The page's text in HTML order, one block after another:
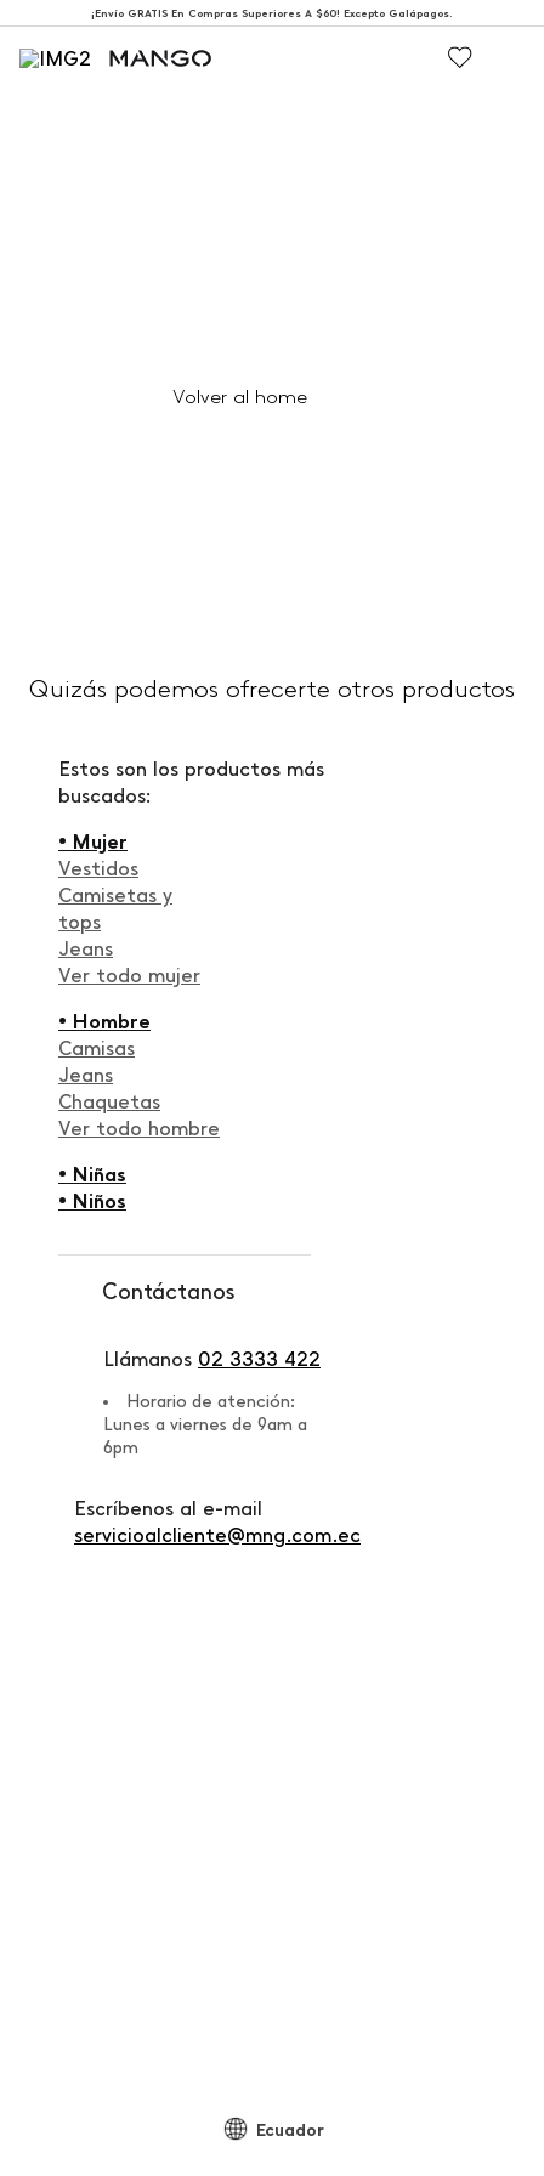
¡Envío GRATIS En Compras Superiores A $60! Excepto Galápagos.
Volver al home
Quizás podemos ofrecerte otros productos
Estos son los productos más
buscados:
• Mujer
Vestidos
Camisetas y
tops
Jeans
Ver todo mujer
• Hombre
Camisas
Jeans
Chaquetas
Ver todo hombre
• Niñas
• Niños
Contáctanos
Llámanos 02 3333 422
Horario de atención:
Lunes a viernes de 9am a
6pm
Escríbenos al e-mail
servicioalcliente@mng.com.ec
Ecuador